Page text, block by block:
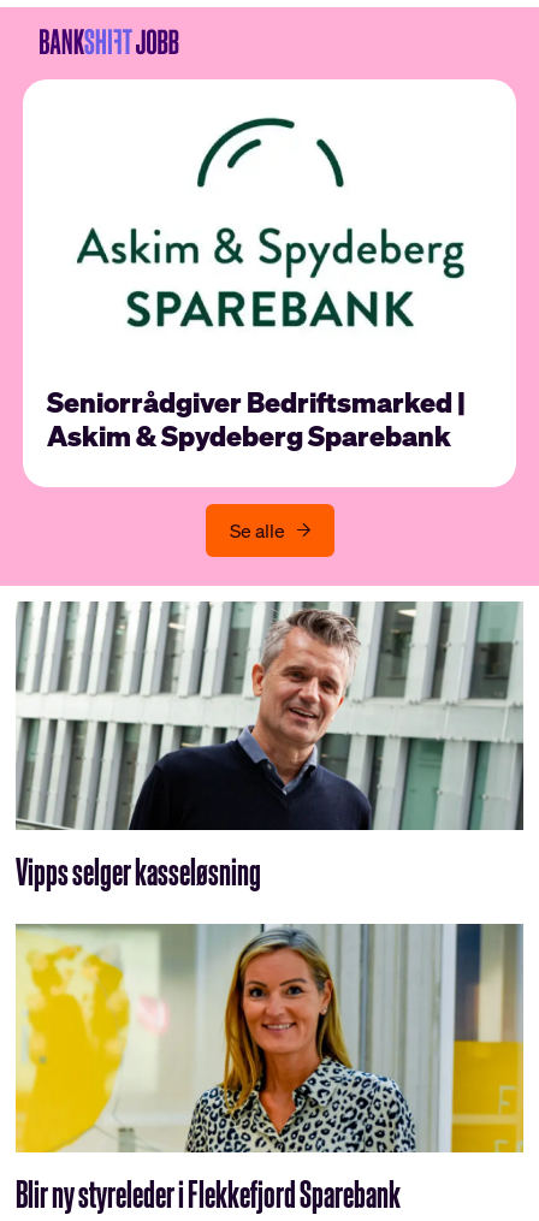
Seniorrådgiver Bedriftsmarked |
Askim & Spydeberg Sparebank
Se alle
Vipps selger kasseløsning
Blir ny styreleder i Flekkefjord Sparebank